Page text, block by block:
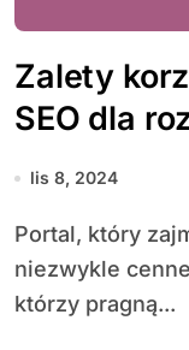
Zalety
SEO dla
lis 8, 2024
Portal, który zajmuje się tematyką SEO, stanowi
niezwykle
którzy pragną...